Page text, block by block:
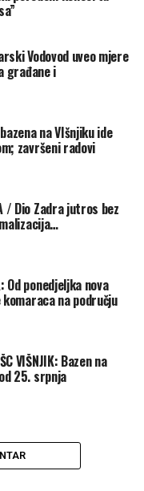
i posjetitelje da
izbjegavaju
će se radovi
sigurnost i
zelenila koje
zdravlja biljnog
centra
i suradnji.
ŠC VIŠNJIK
za škole na
tri ulice u
Vodovod uveo mjere
građane i
na VIšnjiku ide
završeni radovi
/ Dio Zadra jutros bez
Od ponedjeljka nova
na području
VIŠNJIK: Bazen na
25. srpnja